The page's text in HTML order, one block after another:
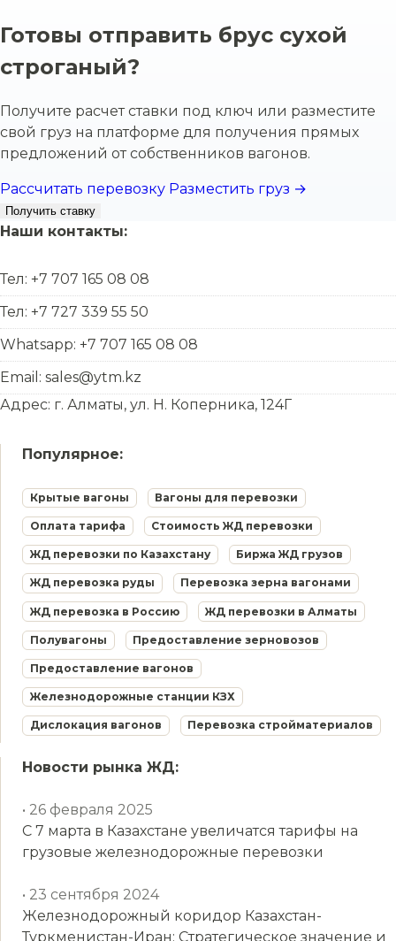
Готовы отправить брус сухой
строганый?
Получите расчет ставки под ключ или разместите
свой груз на платформе для получения прямых
предложений от собственников вагонов.
Рассчитать перевозку Разместить груз →
Получить ставку
Наши контакты:
Тел: +7 707 165 08 08
Тел: +7 727 339 55 50
Whatsapp: +7 707 165 08 08
Email: sales@ytm.kz
Адрес: г. Алматы, ул. Н. Коперника, 124Г
Популярное:
Крытые вагоны Вагоны для перевозки
Оплата тарифа Стоимость ЖД перевозки
ЖД перевозки по Казахстану Биржа ЖД грузов
ЖД перевозка руды Перевозка зерна вагонами
ЖД перевозка в Россию ЖД перевозки в Алматы
Полувагоны Предоставление зерновозов
Предоставление вагонов
Железнодорожные станции КЗХ
Дислокация вагонов Перевозка стройматериалов
Новости рынка ЖД:
• 26 февраля 2025
С 7 марта в Казахстане увеличатся тарифы на
грузовые железнодорожные перевозки
• 23 сентября 2024
Железнодорожный коридор Казахстан-
Туркменистан-Иран: Стратегическое значение и